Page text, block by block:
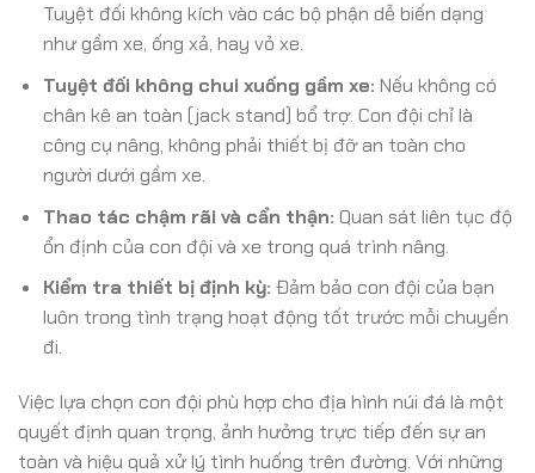
Tuyệt đối không kích vào các bộ phận dễ biến dạng
như gầm xe, ống xả, hay vỏ xe.
Tuyệt đối không chui xuống gầm xe: Nếu không có
chân kê an toàn (jack stand) bổ trợ. Con đội chỉ là
công cụ nâng, không phải thiết bị đỡ an toàn cho
người dưới gầm xe.
Thao tác chậm rãi và cẩn thận: Quan sát liên tục độ
ổn định của con đội và xe trong quá trình nâng.
Kiểm tra thiết bị định kỳ: Đảm bảo con đội của bạn
luôn trong tình trạng hoạt động tốt trước mỗi chuyến
đi.
Việc lựa chọn con đội phù hợp cho địa hình núi đá là một
quyết định quan trọng, ảnh hưởng trực tiếp đến sự an
toàn và hiệu quả xử lý tình huống trên đường. Với những